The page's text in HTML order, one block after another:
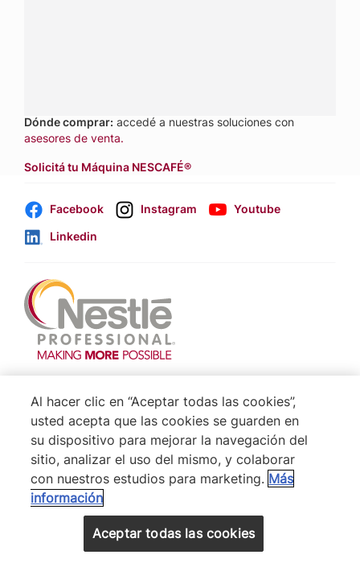
Dónde comprar: accedé a nuestras soluciones con
asesores de venta.
Solicitá tu Máquina NESCAFÉ®
Facebook Instagram
Youtube
Linkedin
Aviso de Cookies
Politica De Privacidad NESTLÉ
Mapa del Sitio
® Nestlé 2026
Al hacer clic en “Aceptar todas las cookies”,
usted acepta que las cookies se guarden en
su dispositivo para mejorar la navegación del
sitio, analizar el uso del mismo, y colaborar
con nuestros estudios para marketing. Más
información
Aceptar todas las cookies